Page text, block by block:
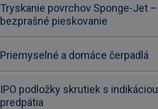
Tryskanie povrchov Sponge-Jet –
bezprašné pieskovanie
Priemyselné a domáce čerpadlá
IPO podložky skrutiek s indikáciou
predpätia